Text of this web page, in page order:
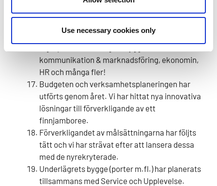
Use necessary cookies only
Deltagarna har liknande uppgifter med andra
gjorts tätt samarbete med bland annat
lägerplanen, lotsningen, bygget,
kommunikation & marknadsföring, ekonomin,
HR och många fler!
Budgeten och verksamhetsplaneringen har
utförts genom året. Vi har hittat nya innovativa
lösningar till förverkligande av ett
finnjamboree.
Förverkligandet av målsättningarna har följts
tätt och vi har strävat efter att lansera dessa
med de nyrekryterade.
Underlägrets bygge (porter m.fl.) har planerats
tillsammans med Service och Upplevelse.